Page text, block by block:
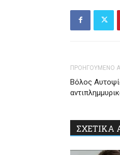
ΠΡΟΗΓΟΥΜΕΝΟ
Βόλος
ΣΧΕΤΙΚΑ